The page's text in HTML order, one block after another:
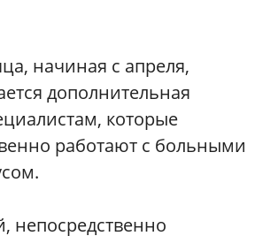
начиная с апреля,
дополнительная
которые
работают с больными
непосредственно